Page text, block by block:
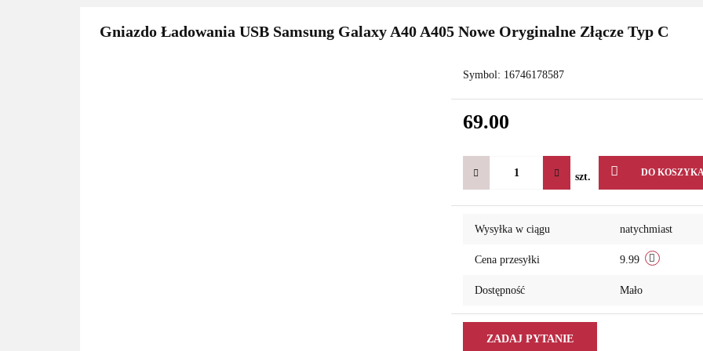
Gniazdo Ładowania USB Samsung Galaxy A40 A405 Nowe Oryginalne Złącze Typ C
Symbol: 16746178587
69.00
szt. DO
Wysyłka w ciągu natychmiast
Cena przesyłki 9.99
Dostępność Mało
ZADAJ PYTANIE